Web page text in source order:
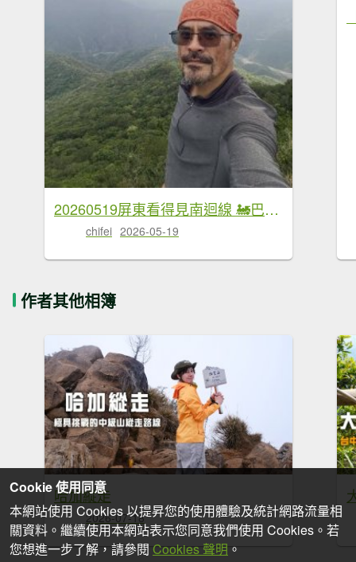
20260519屏東看得見南迴線 🚂巴層巴墨山
chifei 2026-05-19
作者其他相簿
哈加縱走
2026-07-18
Cookie 使用同意
本網站使用 Cookies 以提昇您的使用體驗及統計網路流量相
關資料。繼續使用本網站表示您同意我們使用 Cookies。若
您想進一步了解，請參閱 Cookies 聲明 。